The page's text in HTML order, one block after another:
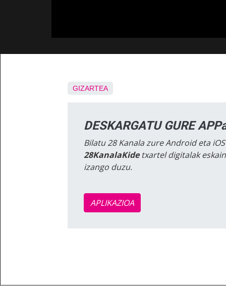
GIZARTEA
DESKARGATU GURE
Bilatu 28 Kanala zure Android eta
28KanalaKidetxartel digitalak
izango duzu.
APLIKAZIOA